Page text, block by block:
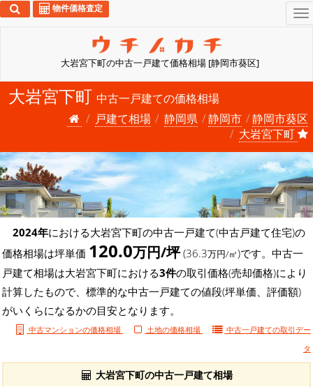
大岩宮下町の中古一戸建て価格相場 [静岡市葵区]
物件価格査定
大岩宮下町 中古一戸建ての価格相場
戸建て相場
静岡県 静岡市
静岡市葵区
大岩宮下町
2024年における大岩宮下町の中古一戸建て(中古戸建て住宅)の
価格相場は坪単価 120.0万円/坪(36.3万円/㎡)です。中古一
戸建て相場は大岩宮下町における3件の取引価格(売却価格)により
計算したもので、標準的な中古一戸建ての値段(坪単価、評価額)
がいくらになるかの目安となります。
中古マンションの価格相場 土地の価格相場 中古一戸建ての取引デー
タ
大岩宮下町の中古一戸建て相場